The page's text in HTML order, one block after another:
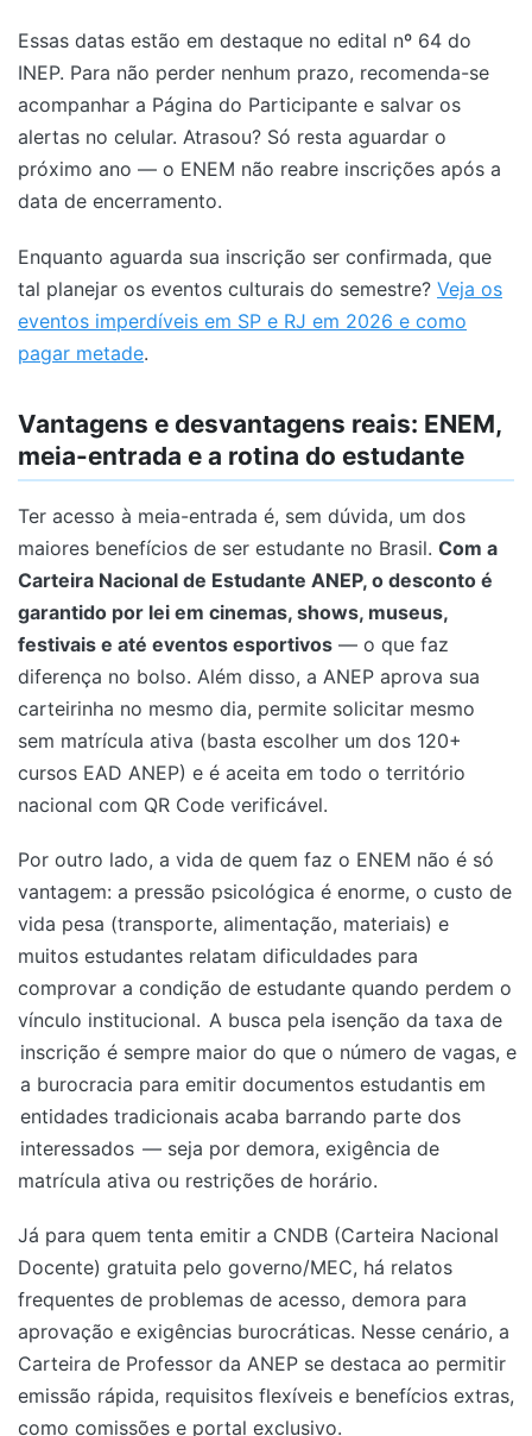
Essas datas estão em destaque no edital nº 64 do
INEP. Para não perder nenhum prazo, recomenda-se
acompanhar a Página do Participante e salvar os
alertas no celular. Atrasou? Só resta aguardar o
próximo ano — o ENEM não reabre inscrições após a
data de encerramento.
Enquanto aguarda sua inscrição ser confirmada, que
tal planejar os eventos culturais do semestre? Veja os
eventos imperdíveis em SP e RJ em 2026 e como
pagar metade.
Vantagens e desvantagens reais: ENEM,
meia-entrada e a rotina do estudante
Ter acesso à meia-entrada é, sem dúvida, um dos
maiores benefícios de ser estudante no Brasil. Com a
Carteira Nacional de Estudante ANEP, o desconto é
garantido por lei em cinemas, shows, museus,
festivais e até eventos esportivos — o que faz
diferença no bolso. Além disso, a ANEP aprova sua
carteirinha no mesmo dia, permite solicitar mesmo
sem matrícula ativa (basta escolher um dos 120+
cursos EAD ANEP) e é aceita em todo o território
nacional com QR Code verificável.
Por outro lado, a vida de quem faz o ENEM não é só
vantagem: a pressão psicológica é enorme, o custo de
vida pesa (transporte, alimentação, materiais) e
muitos estudantes relatam dificuldades para
comprovar a condição de estudante quando perdem o
vínculo institucional. A busca pela isenção da taxa de
inscrição é sempre maior do que o número de vagas, e
a burocracia para emitir documentos estudantis em
entidades tradicionais acaba barrando parte dos
interessados — seja por demora, exigência de
matrícula ativa ou restrições de horário.
Já para quem tenta emitir a CNDB (Carteira Nacional
Docente) gratuita pelo governo/MEC, há relatos
frequentes de problemas de acesso, demora para
aprovação e exigências burocráticas. Nesse cenário, a
Carteira de Professor da ANEP se destaca ao permitir
emissão rápida, requisitos flexíveis e benefícios extras,
como comissões e portal exclusivo.